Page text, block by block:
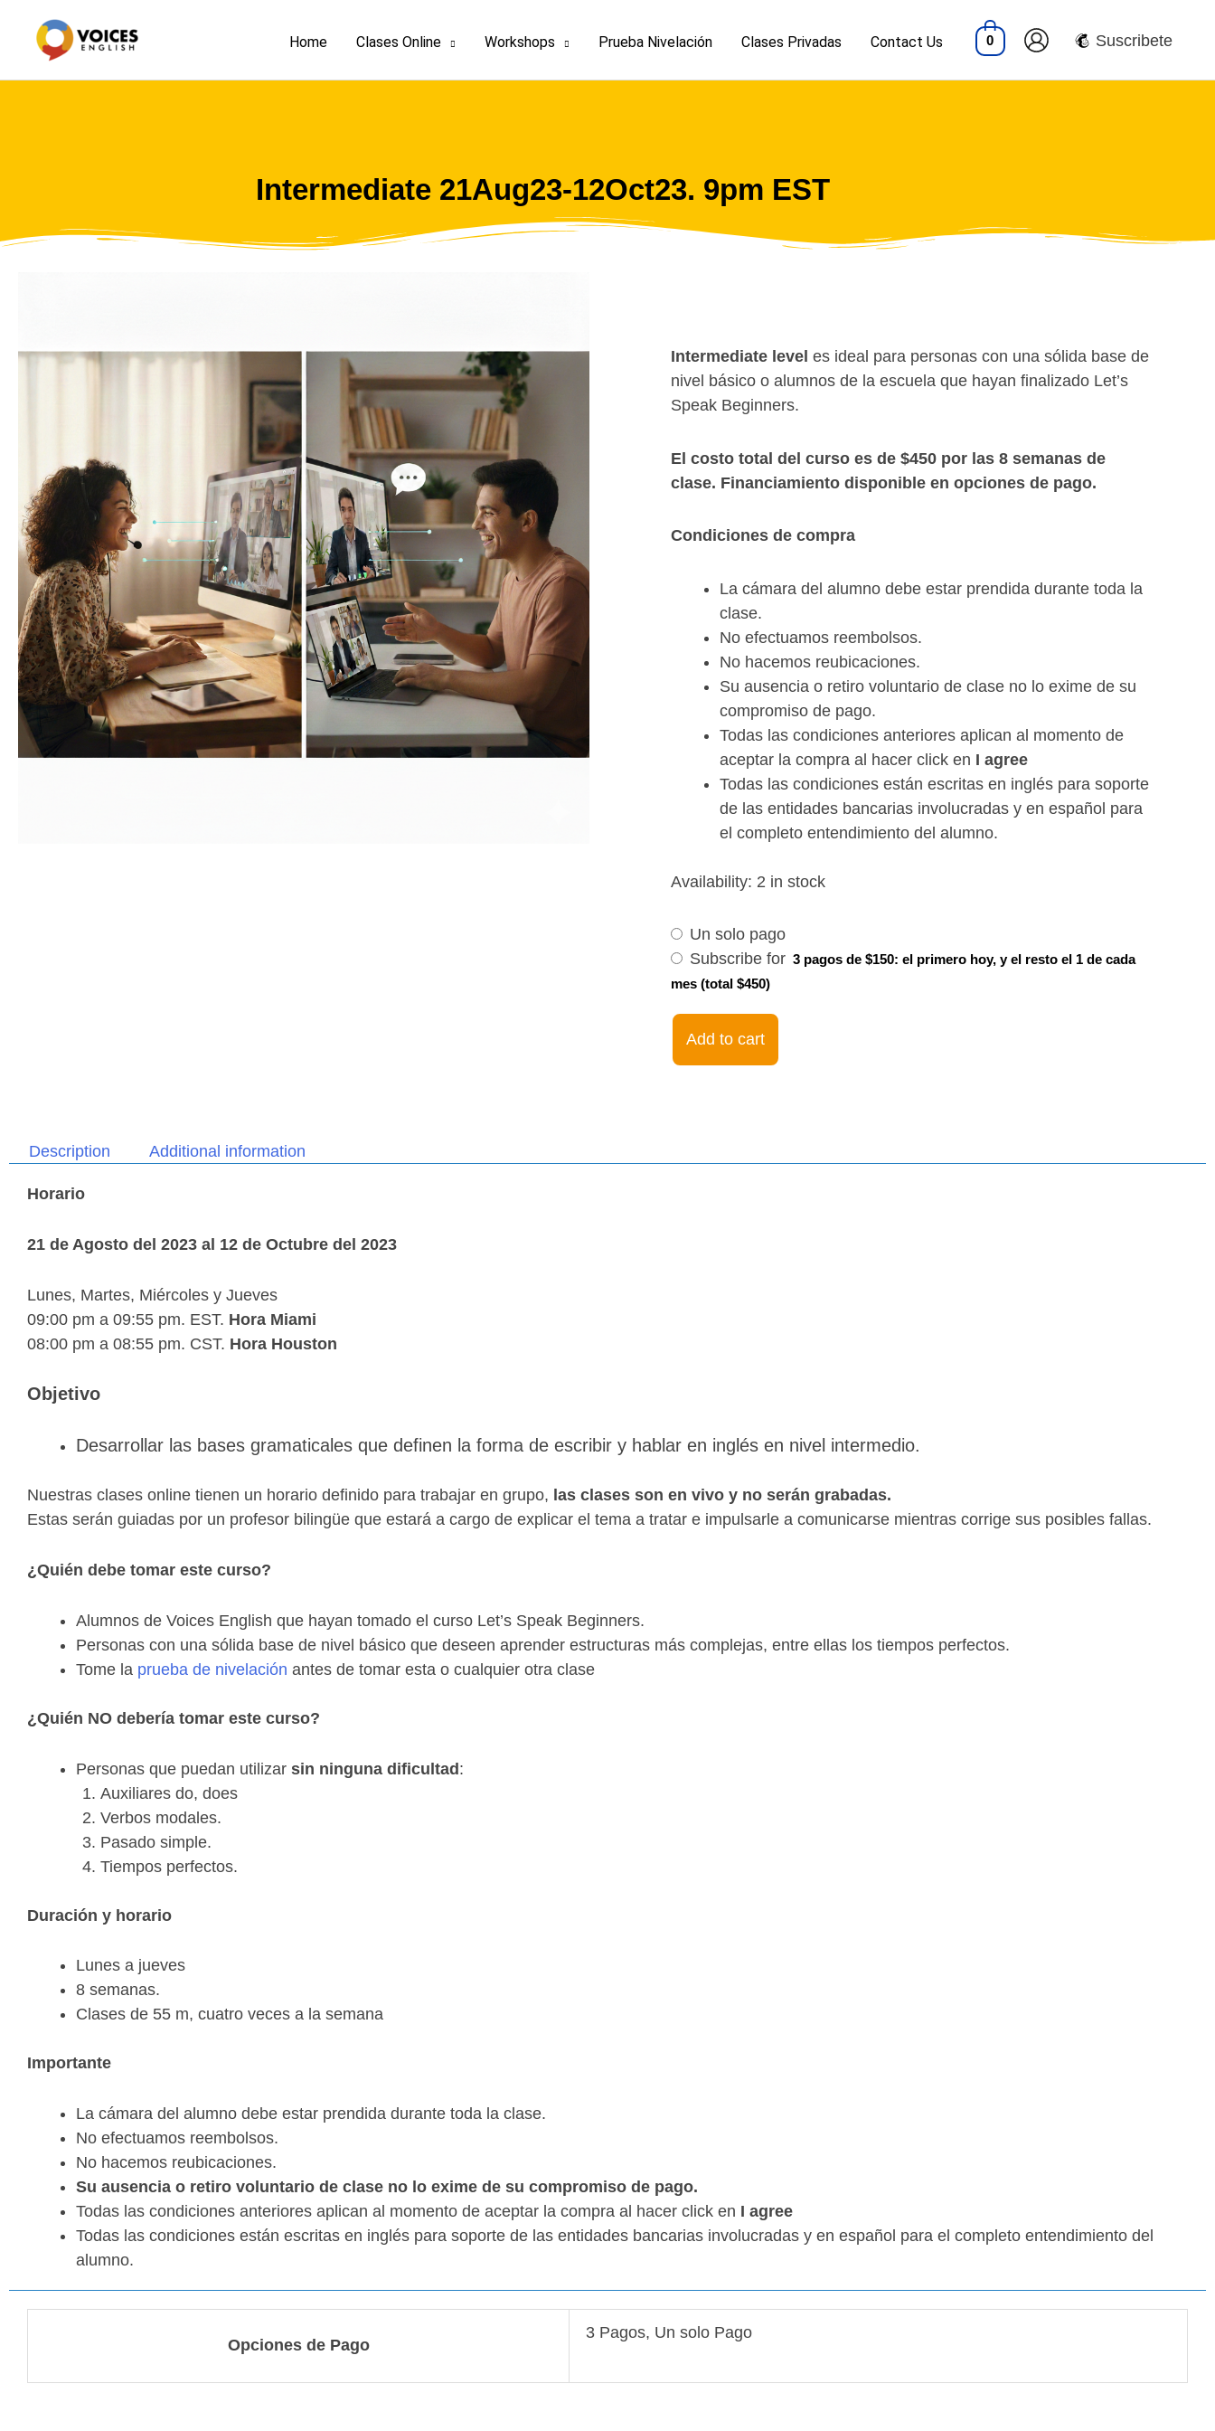
content
Home Clases Online Workshops Prueba Nivelación Clases Privadas Contact Us 0 Suscribete
Intermediate 21Aug23-12Oct23. 9pm EST
Intermediate level es ideal para personas con una sólida base de
nivel básico o alumnos de la escuela que hayan finalizado Let’s
Speak Beginners.
El costo total del curso es de $450 por las 8 semanas de
clase. Financiamiento disponible en opciones de pago.
Condiciones de compra
La cámara del alumno debe estar prendida durante toda la
clase.
No efectuamos reembolsos.
No hacemos reubicaciones.
Su ausencia o retiro voluntario de clase no lo exime de su
compromiso de pago.
Todas las condiciones anteriores aplican al momento de
aceptar la compra al hacer click en I agree
Todas las condiciones están escritas en inglés para soporte
de las entidades bancarias involucradas y en español para
el completo entendimiento del alumno.
Availability: 2 in stock
Choose
typeUn solo pago
Subscribe for 3 pagos de $150: el primero hoy, y el resto el 1 de cada
mes (total $450)
Intermediate
12Oct23.
9pm
EST
Add to cart
Description Additional information
Horario
21 de Agosto del 2023 al 12 de Octubre del 2023
Lunes, Martes, Miércoles y Jueves
09:00 pm a 09:55 pm. EST. Hora Miami
08:00 pm a 08:55 pm. CST. Hora Houston
Objetivo
Desarrollar las bases gramaticales que definen la forma de escribir y hablar en inglés en nivel intermedio.
Nuestras clases online tienen un horario definido para trabajar en grupo, las clases son en vivo y no serán grabadas.
Estas serán guiadas por un profesor bilingüe que estará a cargo de explicar el tema a tratar e impulsarle a comunicarse mientras corrige sus posibles fallas.
¿Quién debe tomar este curso?
Alumnos de Voices English que hayan tomado el curso Let’s Speak Beginners.
Personas con una sólida base de nivel básico que deseen aprender estructuras más complejas, entre ellas los tiempos perfectos.
Tome la prueba de nivelación antes de tomar esta o cualquier otra clase
¿Quién NO debería tomar este curso?
Personas que puedan utilizar sin ninguna dificultad:
Auxiliares do, does
Verbos modales.
Pasado simple.
Tiempos perfectos.
Duración y horario
Lunes a jueves
8 semanas.
Clases de 55 m, cuatro veces a la semana
Importante
La cámara del alumno debe estar prendida durante toda la clase.
No efectuamos reembolsos.
No hacemos reubicaciones.
Su ausencia o retiro voluntario de clase no lo exime de su compromiso de pago.
Todas las condiciones anteriores aplican al momento de aceptar la compra al hacer click en I agree
Todas las condiciones están escritas en inglés para soporte de las entidades bancarias involucradas y en español para el completo entendimiento del
alumno.
Opciones de Pago
3 Pagos, Un solo Pago